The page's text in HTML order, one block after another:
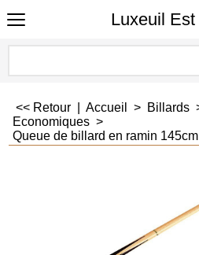
Luxeuil
<< Retour Accueil > Billards
Economiques >
Queue de billard en ramin